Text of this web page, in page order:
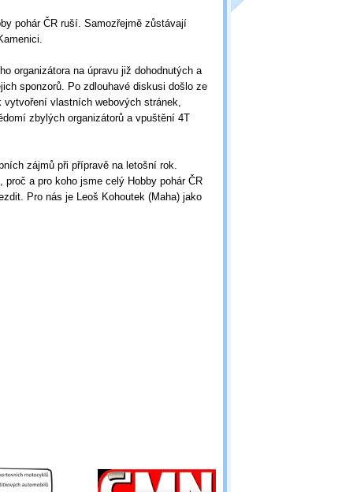
pohár ČR ruší. Samozřejmě zůstávají
organizátora na úpravu již dohodnutých a
sponzorů. Po zdlouhavé diskusi došlo ze
vlastních webových stránek,
zbylých organizátorů a vpuštění 4T
zájmů při přípravě na letošní rok.
a pro koho jsme celý Hobby pohár ČR
Pro nás je Leoš Kohoutek (Maha) jako